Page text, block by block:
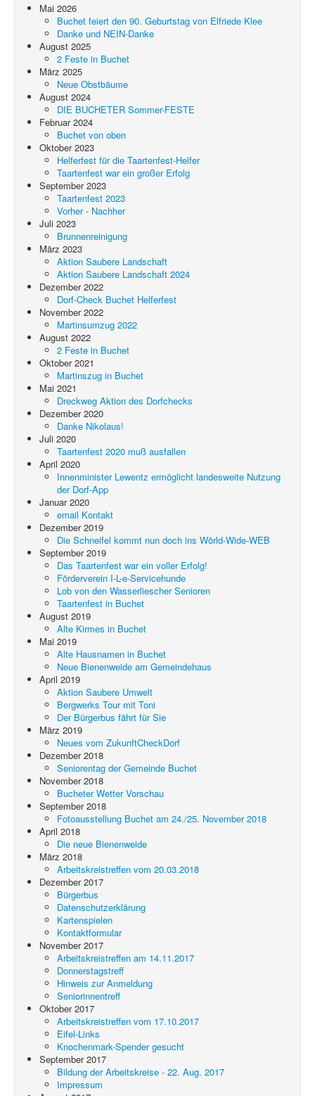
Mai 2026
Buchet feiert den 90. Geburtstag von Elfriede Klee
Danke und NEIN-Danke
August 2025
2 Feste in Buchet
März 2025
Neue Obstbäume
August 2024
DIE BUCHETER Sommer-FESTE
Februar 2024
Buchet von oben
Oktober 2023
Helferfest für die Taartenfest-Helfer
Taartenfest war ein großer Erfolg
September 2023
Taartenfest 2023
Vorher - Nachher
Juli 2023
Brunnenreinigung
März 2023
Aktion Saubere Landschaft
Aktion Saubere Landschaft 2024
Dezember 2022
Dorf-Check Buchet Helferfest
November 2022
Martinsumzug 2022
August 2022
2 Feste in Buchet
Oktober 2021
Martinszug in Buchet
Mai 2021
Dreckweg Aktion des Dorfchecks
Dezember 2020
Danke Nikolaus!
Juli 2020
Taartenfest 2020 muß ausfallen
April 2020
Innenminister Lewentz ermöglicht landesweite Nutzung
der Dorf-App
Januar 2020
email Kontakt
Dezember 2019
Die Schneifel kommt nun doch ins Wörld-Wide-WEB
September 2019
Das Taartenfest war ein voller Erfolg!
Förderverein I-L-e-Servicehunde
Lob von den Wasserliescher Senioren
Taartenfest in Buchet
August 2019
Alte Kirmes in Buchet
Mai 2019
Alte Hausnamen in Buchet
Neue Bienenweide am Gemeindehaus
April 2019
Aktion Saubere Umwelt
Bergwerks Tour mit Toni
Der Bürgerbus fährt für Sie
März 2019
Neues vom ZukunftCheckDorf
Dezember 2018
Seniorentag der Gemeinde Buchet
November 2018
Bucheter Wetter Vorschau
September 2018
Fotoausstellung Buchet am 24./25. November 2018
April 2018
Die neue Bienenweide
März 2018
Arbeitskreistreffen vom 20.03.2018
Dezember 2017
Bürgerbus
Datenschutzerklärung
Kartenspielen
Kontaktformular
November 2017
Arbeitskreistreffen am 14.11.2017
Donnerstagstreff
Hinweis zur Anmeldung
Seniorinnentreff
Oktober 2017
Arbeitskreistreffen vom 17.10.2017
Eifel-Links
Knochenmark-Spender gesucht
September 2017
Bildung der Arbeitskreise - 22. Aug. 2017
Impressum